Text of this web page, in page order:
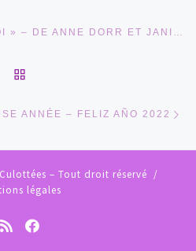
« PRENDS SOIN DE TOI » – DE ANNE DORR ET JANIS-JOËLLE RIPALDI.
ANNÉE – FELIZ AÑO 2022
– Tout droit réservé /
légales